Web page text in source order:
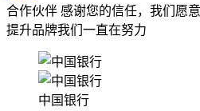
合作伙伴 感谢您的信任，我们愿
提升品牌我们一直在努力
中国银行